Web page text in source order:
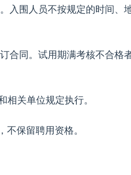
入围人员不按规定的时间、
合同。试用期满考核不合格
相关单位规定执行。
保留聘用资格。